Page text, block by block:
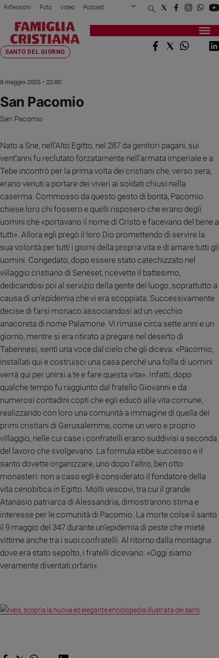
Attualità
Italia
Economia
Legalità
Sport
Interviste
Papa
Papa
Chiesa
Chiesa
Fede
spiritualità
Santi
Devozione
e
fede
Parola
del
giorno
giorno
Società
valori
Ambiente
e
Creato
Volontariato
Diritti
Aziende
di
Caso
settimana
Migranti
Costume
spettacoli
Riflessioni Foto Video Podcast
Privacy Policy Chi siamo
Registrati Redazione
Home page >Fede e spiritualità San Pacomio
SANTO DEL GIORNO
San Pacomio
San Pacomio
8 maggio 2025 • 22:00
Nato a Sne, nell’Alto Egitto, nel 287 da genitori pagani, sui
vent’anni fu reclutato forzatamente nell’armata imperiale e a
Tebe incontrò per la prima volta dei cristiani che, verso sera,
erano venuti a portare dei viveri ai soldati chiusi nella
caserma. Commosso da questo gesto di bontà, Pacomio
chiese loro chi fossero e quelli risposero che erano degli
uomini che «portavano il nome di Cristo e facevano del bene a
tutti». Allora egli pregò il loro Dio promettendo di servire la
sua volontà per tutti i giorni della propria vita e di amare tutti gli
uomini. Congedato, dopo essere stato catechizzato nel
villaggio cristiano di Seneset, ricevette il battesimo,
dedicandosi poi al servizio della gente del luogo, soprattutto a
causa di un’epidemia che vi era scoppiata. Successivamente
decise di farsi monaco associandosi ad un vecchio
anacoreta di nome Palamone. Vi rimase circa sette anni e un
giorno, mentre si era ritirato a pregare nel deserto di
Tabennesi, sentì una voce dal cielo che gli diceva: «Pacomio,
installati qui e costruisci una casa perché una folla di uomini
verrà qui per unirsi a te e fare questa vita». Infatti, dopo
qualche tempo fu raggiunto dal fratello Giovanni e da
numerosi contadini copti che egli educò alla vita comune,
realizzando con loro una comunità a immagine di quella dei
primi cristiani di Gerusalemme, come un vero e proprio
villaggio, nelle cui case i confratelli erano suddivisi a seconda
del lavoro che svolgevano. La formula ebbe successo e il
santo dovette organizzare, uno dopo l’altro, ben otto
monasteri: non a caso egli è considerato il fondatore della
vita cenobitica in Egitto. Molti vescovi, tra cui il grande
Atanasio patriarca di Alessandria, dimostrarono stima e
interesse per le comunità di Pacomio. La morte colse il santo
il 9 maggio del 347 durante un’epidemia di peste che mieté
vittime anche tra i suoi confratelli. Al ritorno dalla montagna
dove era stato sepolto, i fratelli dicevano: «Oggi siamo
veramente diventati orfani».